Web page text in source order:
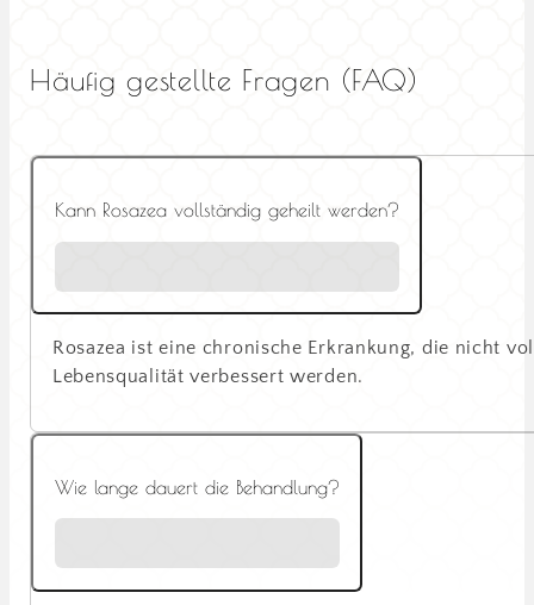
Häufig gestellte Fragen (FAQ)
Kann Rosazea vollständig geheilt werden?
Rosazea ist eine chronische Erkrankung, die nicht
Lebensqualität verbessert werden.
Wie lange dauert die Behandlung?